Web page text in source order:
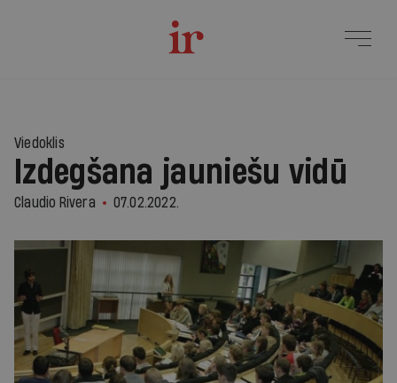
Viedoklis
Izdegšana jauniešu vidū
Claudio Rivera 07.02.2022.